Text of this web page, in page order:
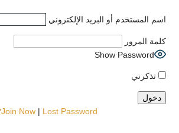
اسم المستخدم أو البريد الإلكتروني
كلمة المرور
Show Password
تذكرني
Join Now| Lost Password?